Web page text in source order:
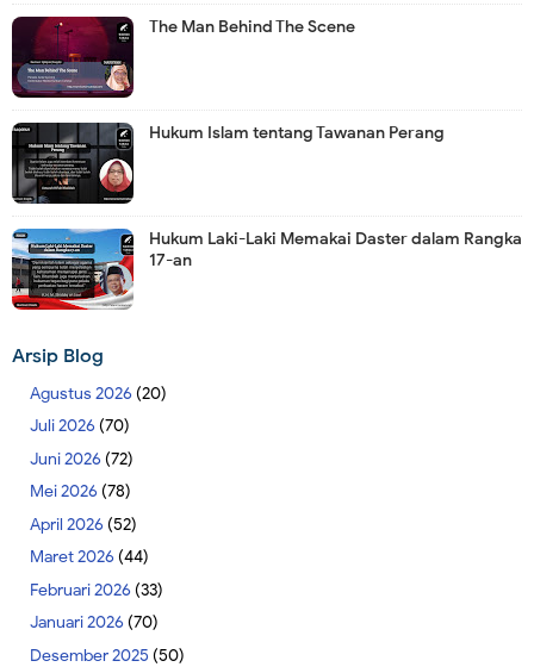
The Man Behind The Scene
Hukum Islam tentang Tawanan Perang
Hukum Laki-Laki Memakai Daster dalam Rangka
17-an
Arsip Blog
Agustus 2026 (20)
Juli 2026 (70)
Juni 2026 (72)
Mei 2026 (78)
April 2026 (52)
Maret 2026 (44)
Februari 2026 (33)
Januari 2026 (70)
Desember 2025 (50)